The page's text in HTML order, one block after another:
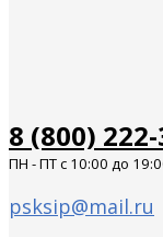
8 (800)
ПН - ПТ с 10:00 до
psksip@mail.ru